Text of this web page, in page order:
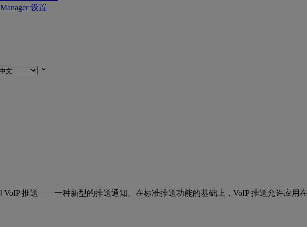
设置
VoIP 推送——一种新型的推送通知。在标准推送功能的基础上，VoIP 推送允许应用